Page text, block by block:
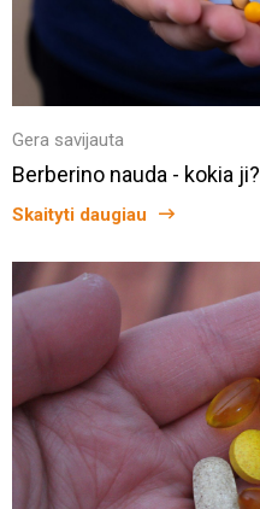
Gera savijauta
Berberino nauda - kokia ji?
Skaityti daugiau